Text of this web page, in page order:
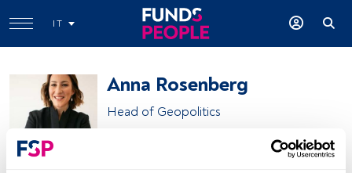
IT
Anna Rosenberg
Head of Geopolitics